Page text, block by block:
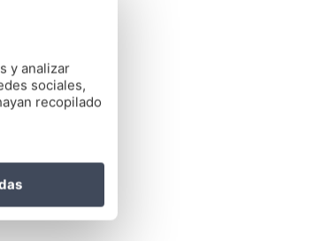
y analizar
sociales,
recopilado